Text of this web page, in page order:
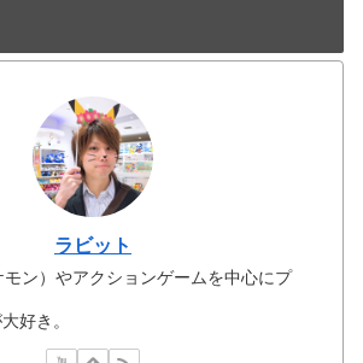
ラビット
モン）やアクションゲームを中心にプ
好き。